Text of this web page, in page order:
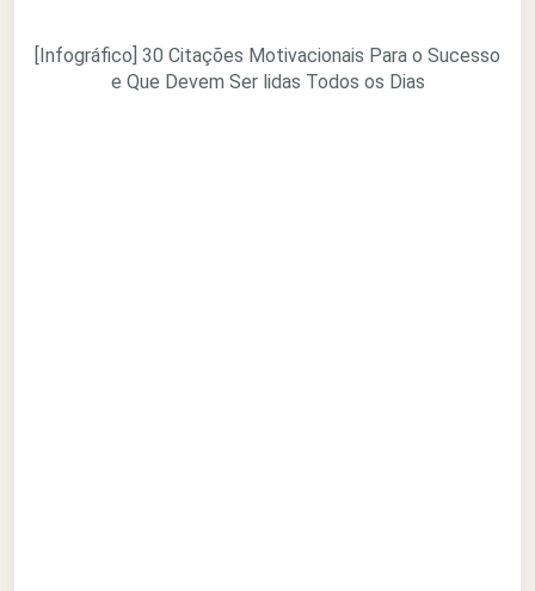
[Infográfico] 30 Citações Motivacionais Para o Sucesso
e Que Devem Ser lidas Todos os Dias